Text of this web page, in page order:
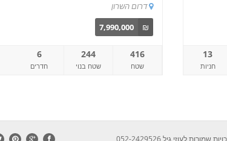
דרום השרון
₪
7,990,000
416
שטח
244
שטח בנוי
6
חדרים
13
חניות